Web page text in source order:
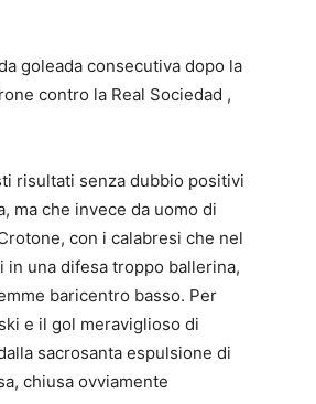
goleada consecutiva dopo la
contro la Real Sociedad ,
risultati senza dubbio positivi
ma che invece da uomo di
con i calabresi che nel
in una difesa troppo ballerina,
baricentro basso. Per
e il gol meraviglioso di
sacrosanta espulsione di
chiusa ovviamente